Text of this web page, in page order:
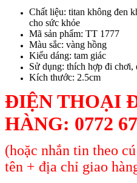
Chất liệu: titan không đen
cho sức khỏe
Mã sản phẩm: TT 1777
Màu sắc: vàng hồng
Kiểu dáng: tam giác
Sử dụng: thích hợp đi chơi,
Kích thước: 2.5cm
ĐIỆN THOẠI
HÀNG: 0772
(hoặc nhắn tin theo
tên + địa chỉ giao